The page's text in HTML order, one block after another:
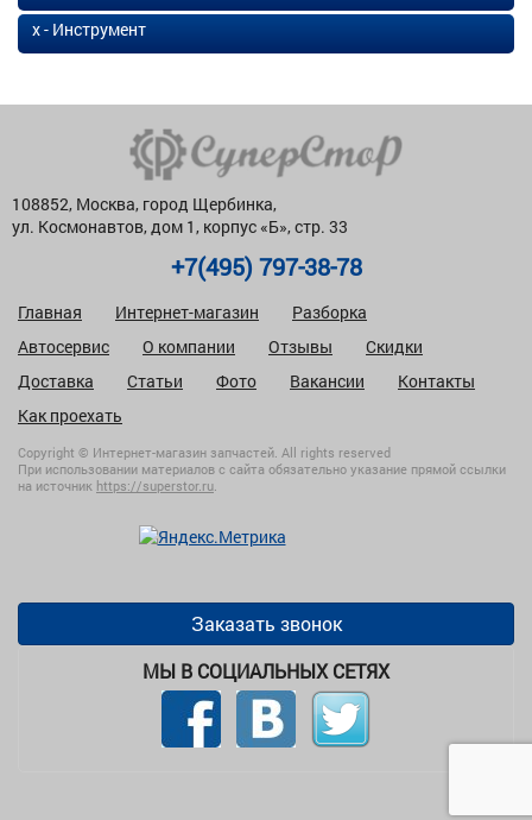
х - Инструмент
108852, Москва, город Щербинка,
ул. Космонавтов, дом 1, корпус «Б», стр. 33
+7(495) 797-38-78
Главная Интернет-магазин
Разборка
Автосервис
О компании Отзывы
Скидки
Доставка
Статьи Фото Вакансии
Контакты
Как проехать
Copyright © Интернет-магазин запчастей. All rights reserved
При использовании материалов с сайта обязательно указание прямой ссылки
на источник https://superstor.ru
Заказать звонок
МЫ В СОЦИАЛЬНЫХ СЕТЯХ